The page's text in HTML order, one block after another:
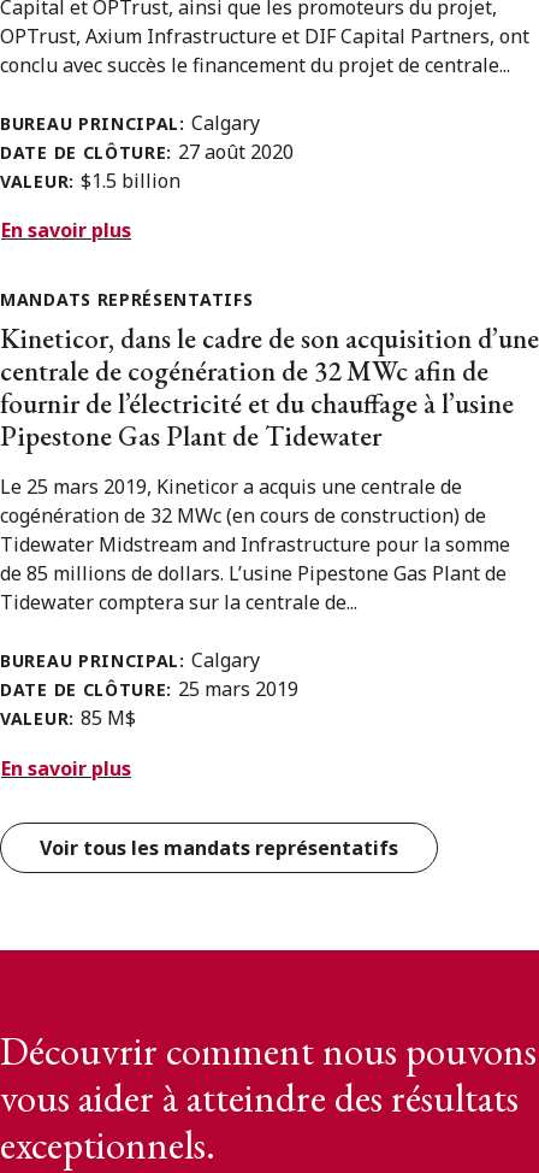
Capital et OPTrust, ainsi que les promoteurs du projet,
OPTrust, Axium Infrastructure et DIF Capital Partners, ont
conclu avec succès le financement du projet de centrale...
BUREAU PRINCIPAL: Calgary
DATE DE CLÔTURE: 27 août 2020
VALEUR: $1.5 billion
En savoir plus
MANDATS REPRÉSENTATIFS
Kineticor, dans le cadre de son acquisition d’une
centrale de cogénération de 32 MWc afin de
fournir de l’électricité et du chauffage à l’usine
Pipestone Gas Plant de Tidewater
Le 25 mars 2019, Kineticor a acquis une centrale de
cogénération de 32 MWc (en cours de construction) de
Tidewater Midstream and Infrastructure pour la somme
de 85 millions de dollars. L’usine Pipestone Gas Plant de
Tidewater comptera sur la centrale de...
BUREAU PRINCIPAL: Calgary
DATE DE CLÔTURE: 25 mars 2019
VALEUR: 85 M$
En savoir plus
Voir tous les mandats représentatifs
Découvrir comment nous pouvons
vous aider à atteindre des résultats
exceptionnels.